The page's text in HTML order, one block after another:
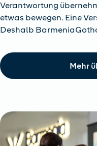
Verantwortung
etwas bewegen. Eine
Deshalb
Mehr